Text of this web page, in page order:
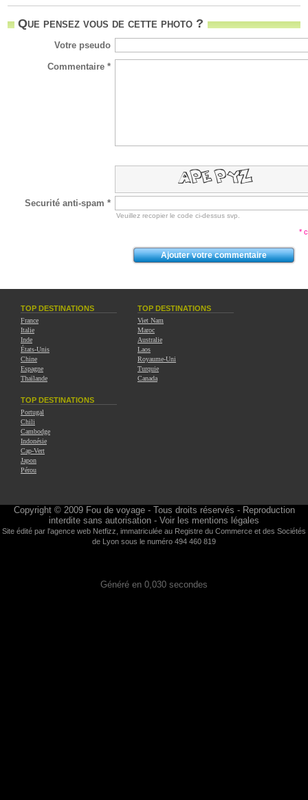
Que pensez vous de cette photo ?
Votre pseudo
Commentaire *
Securité anti-spam *
Veuillez recopier le code ci-dessus svp.
*
TOP DESTINATIONS
France
Italie
Inde
États-Unis
Chine
Espagne
Thaïlande
TOP DESTINATIONS
Viet Nam
Maroc
Australie
Laos
Royaume-Uni
Turquie
Canada
TOP DESTINATIONS
Portugal
Chili
Cambodge
Indonésie
Cap-Vert
Japon
Pérou
Copyright © 2009 Fou de voyage- Tous droits réservés - Reproduction
interdite sans autorisation - Voir les mentions légales
Site édité par l'agence web Netfizz , immatriculée au Registre du Commerce et des Sociétés
de Lyon sous le numéro 494 460 819
Généré en 0,030 secondes